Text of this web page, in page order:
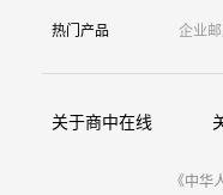
热门产品 企业
关于商中在线
《中